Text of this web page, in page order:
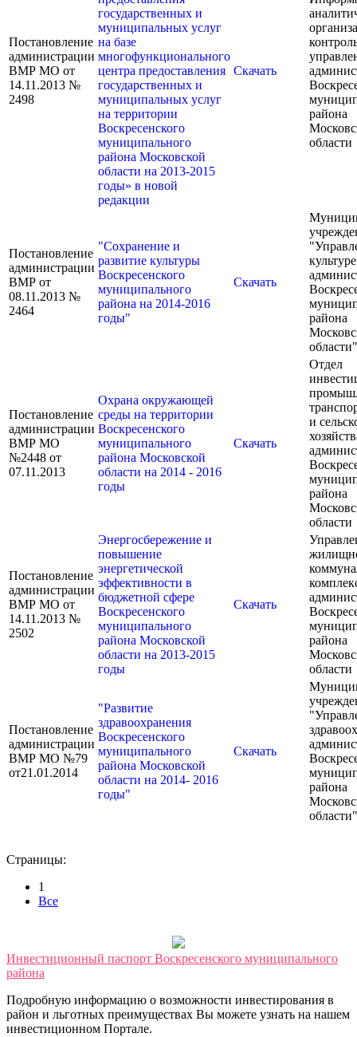
Постановление
администрации
ВМР МО от
14.11.2013 №
2498
государственных и
муниципальных услуг
на базе
многофункционального
центра предоставления
государственных и
муниципальных услуг
на территории
Воскресенского
муниципального
района Московской
области на 2013-2015
годы» в новой
редакции
Скачать
района
области
Постановление
администрации
ВМР от
08.11.2013 №
2464
"Сохранение и
развитие культуры
Воскресенского
муниципального
района на 2014-2016
годы"
Скачать
культуре
района
области"
Постановление
администрации
ВМР МО
№2448 от
07.11.2013
Охрана окружающей
среды на территории
Воскресенского
муниципального
района Московской
области на 2014 - 2016
годы
Скачать
Отдел
и
района
области
Постановление
администрации
ВМР МО от
14.11.2013 №
2502
Энергосбережение и
повышение
энергетической
эффективности в
бюджетной сфере
Воскресенского
муниципального
района Московской
области на 2013-2015
годы
Скачать
района
области
Постановление
администрации
ВМР МО №79
от21.01.2014
"Развитие
здравоохранения
Воскресенского
муниципального
района Московской
области на 2014- 2016
годы"
Скачать
района
области"
Страницы:
1
Все
Инвестиционный паспорт Воскресенского муниципального
района
Подробную информацию о возможности инвестирования в
район и льготных преимуществах Вы можете узнать на нашем
инвестиционном Портале.